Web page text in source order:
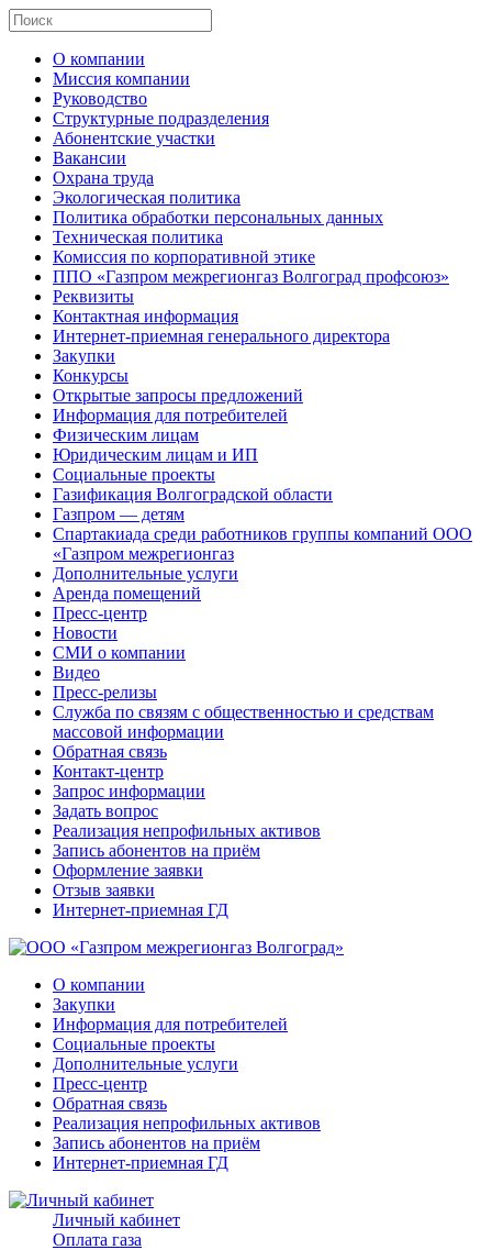
О компании
Миссия компании
Руководство
Структурные подразделения
Абонентские участки
Вакансии
Охрана труда
Экологическая политика
Политика обработки персональных данных
Техническая политика
Комиссия по корпоративной этике
ППО «Газпром межрегионгаз Волгоград профсоюз»
Реквизиты
Контактная информация
Интернет-приемная генерального директора
Закупки
Конкурсы
Открытые запросы предложений
Информация для потребителей
Физическим лицам
Юридическим лицам и ИП
Социальные проекты
Газификация Волгоградской области
Газпром — детям
Спартакиада среди работников группы компаний ООО
«Газпром межрегионгаз
Дополнительные услуги
Аренда помещений
Пресс-центр
Новости
СМИ о компании
Видео
Пресс-релизы
Служба по связям с общественностью и средствам
массовой информации
Обратная связь
Контакт-центр
Запрос информации
Задать вопрос
Реализация непрофильных активов
Запись абонентов на приём
Оформление заявки
Отзыв заявки
Интернет-приемная ГД
О компании
Закупки
Информация для потребителей
Социальные проекты
Дополнительные услуги
Пресс-центр
Обратная связь
Реализация непрофильных активов
Запись абонентов на приём
Интернет-приемная ГД
Личный кабинет
Оплата газа